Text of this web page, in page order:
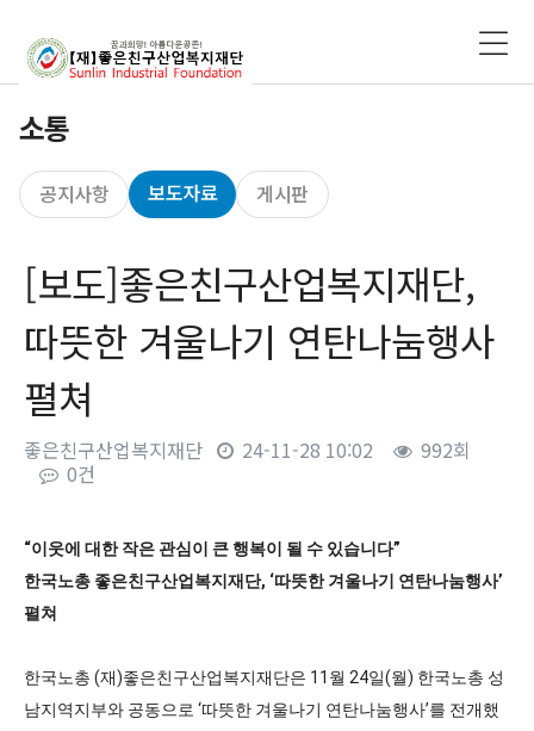
소통
공지사항 보도자료 게시판
[보도]좋은친구산업복지재단,
따뜻한 겨울나기 연탄나눔행사
펼쳐
좋은친구산업복지재단 24-11-28 10:02
992회
0건
본문
“이웃에 대한 작은 관심이 큰 행복이 될 수 있습니다”
한국노총 좋은친구산업복지재단, ‘따뜻한 겨울나기 연탄나눔행사’
펼쳐
한국노총 (재)좋은친구산업복지재단은 11월 24일(월) 한국노총 성
남지역지부와 공동으로 ‘따뜻한 겨울나기 연탄나눔행사’를 전개했